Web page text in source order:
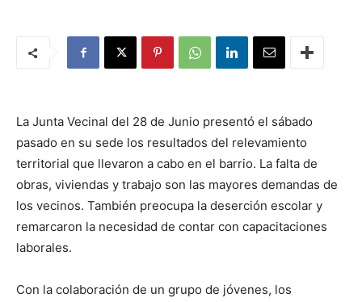
La Junta Vecinal del 28 de Junio presentó el sábado
pasado en su sede los resultados del relevamiento
territorial que llevaron a cabo en el barrio. La falta de
obras, viviendas y trabajo son las mayores demandas de
los vecinos. También preocupa la deserción escolar y
remarcaron la necesidad de contar con capacitaciones
laborales.
Con la colaboración de un grupo de jóvenes, los